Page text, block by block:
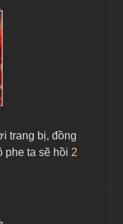
trang bị, đồng
phe ta sẽ hồi 2